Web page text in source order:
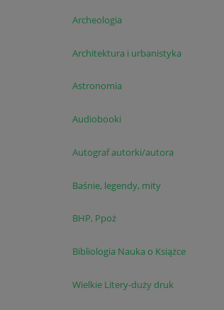
Archeologia
Architektura i urbanistyka
Astronomia
Audiobooki
Autograf autorki/autora
Baśnie, legendy, mity
BHP, Ppoż
Bibliologia Nauka o Książce
Wielkie Litery-duży druk